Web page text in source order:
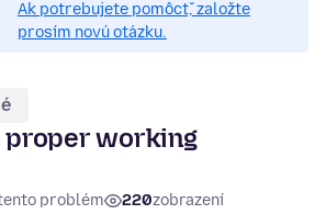
Ak potrebujete pomôcť, založte
prosím novú otázku.
working
problém 220zobrazení